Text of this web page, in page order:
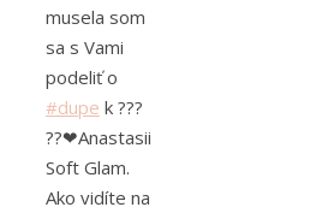
musela som
sa s Vami
podeliť o
#dupe k ???
??❤Anastasii
Soft Glam.
Ako vidíte na